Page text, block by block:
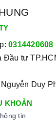
hàng dịch
sách bảo hành,
Best Care
cấp
0314420608
Đầu tư
Duy
KHOẢN
tin